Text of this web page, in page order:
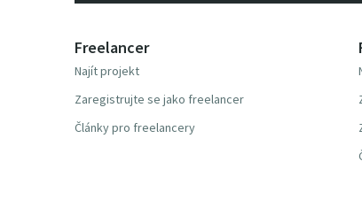
Freelancer
Najít projekt
Zaregistrujte se jako freelancer
Články pro freelancery